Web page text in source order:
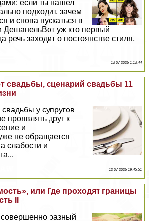
если ты нашел
подходит, зачем
и снова пускаться в
ДешанельВот уж кто первый
речь заходит о постоянстве стиля,
13 07 2026 1:13:44
свадьбы, сценарий свадьбы 11
у супругов
проявлять друг к
и
не обращается
слабости и
12 07 2026 19:45:51
или Где проходят границы
II
совершенно разный